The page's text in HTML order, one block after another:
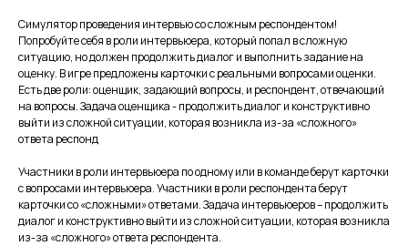
Симулятор проведения интервью со сложным респондентом!
Попробуйте себя в роли интервьюера, который попал в сложную
ситуацию, но должен продолжить диалог и выполнить задание на
оценку. В игре предложены карточки с реальными вопросами оценки.
Есть две роли: оценщик, задающий вопросы, и респондент, отвечающий
на вопросы. Задача оценщика - продолжить диалог и конструктивно
выйти из сложной ситуации, которая возникла из-за «сложного»
ответа респонд
Участники в роли интервьюера по одному или в команде берут карточки
с вопросами интервьюера. Участники в роли респондента берут
карточки со «сложными» ответами. Задача интервьюеров – продолжить
диалог и конструктивно выйти из сложной ситуации, которая возникла
из-за «сложного» ответа респондента.